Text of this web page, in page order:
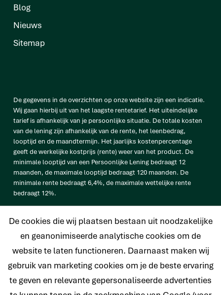
Blog
Nieuws
Sitemap
De gegevens in de overzichten op onze website zijn een indicatie.
Wij gaan hierbij uit van het laagste rentetarief. Het uiteindelijke
tarief is afhankelijk van je persoonlijke situatie. De totale kosten
van de lening zijn afhankelijk van de rente, het leenbedrag,
looptijd en de maandtermijn. Het jaarlijks kostenpercentage
geeft de werkelijke kostprijs (rente) weer van het product. De
minimale looptijd van een Persoonlijke Lening bedraagt 12
maanden, de maximale looptijd bedraagt 120 maanden. De
minimale rente bedraagt 6,4%, de maximale wettelijke rente
bedraagt 12%.
bedraagt € 33.638 op basis van een looptijd van 120 maanden met
een maandtermijn van € 280,32 en een rentetarief van 6,4%.
© 2026 Nederlands Krediet Collectief
De cookies die wij plaatsen bestaan uit noodzakelijke
en geanonimiseerde analytische cookies om de
website te laten functioneren. Daarnaast maken wij
gebruik van marketing cookies om je de beste ervaring
te geven en relevante gepersonaliseerde advertenties